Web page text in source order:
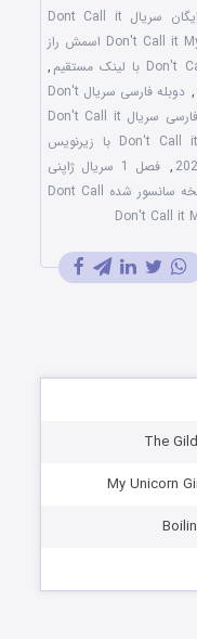
دانلود رایگان سریال Dont Call it
دانلود سریال Don't Call it Mystery 2022 اسمش راز
,
,
دوبله فارسی سریال Don't
زیرنویس فارسی سریال Don't Call it
سریال Don't Call it Mystery 2022 با زیرنویس
,
فصل 1 سریال ژاپنی
نسخه سانسور شده Dont Call